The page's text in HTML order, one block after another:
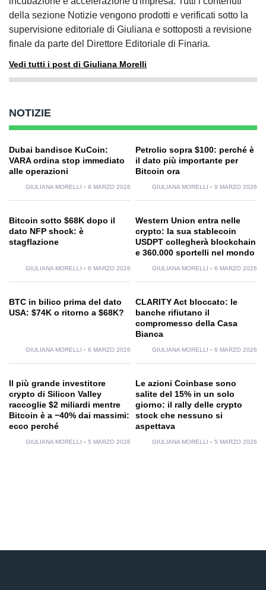
della sezione Notizie vengono prodotti e verificati sotto la
supervisione editoriale di Giuliana e sottoposti a revisione
finale da parte del Direttore Editoriale di Finaria.
Vedi tutti i post di Giuliana Morelli
NOTIZIE
Dubai bandisce KuCoin:
VARA ordina stop immediato
alle operazioni
GIULIANA MORELLI 9 MARZO 2026
Petrolio sopra $100: perché è
il dato più importante per
Bitcoin ora
GIULIANA MORELLI 9 MARZO 2026
Bitcoin sotto $68K dopo il
dato NFP shock: è
stagflazione
GIULIANA MORELLI 6 MARZO 2026
Western Union entra nelle
crypto: la sua stablecoin
USDPT collegherà blockchain
e 360.000 sportelli nel mondo
GIULIANA MORELLI 6 MARZO 2026
BTC in bilico prima del dato
USA: $74K o ritorno a $68K?
GIULIANA MORELLI 6 MARZO 2026
CLARITY Act bloccato: le
banche rifiutano il
compromesso della Casa
Bianca
GIULIANA MORELLI 6 MARZO 2026
Il più grande investitore
crypto di Silicon Valley
raccoglie $2 miliardi mentre
Bitcoin è a −40% dai massimi:
ecco perché
GIULIANA MORELLI 5 MARZO 2026
Le azioni Coinbase sono
salite del 15% in un solo
giorno: il rally delle crypto
stock che nessuno si
aspettava
GIULIANA MORELLI 5 MARZO 2026